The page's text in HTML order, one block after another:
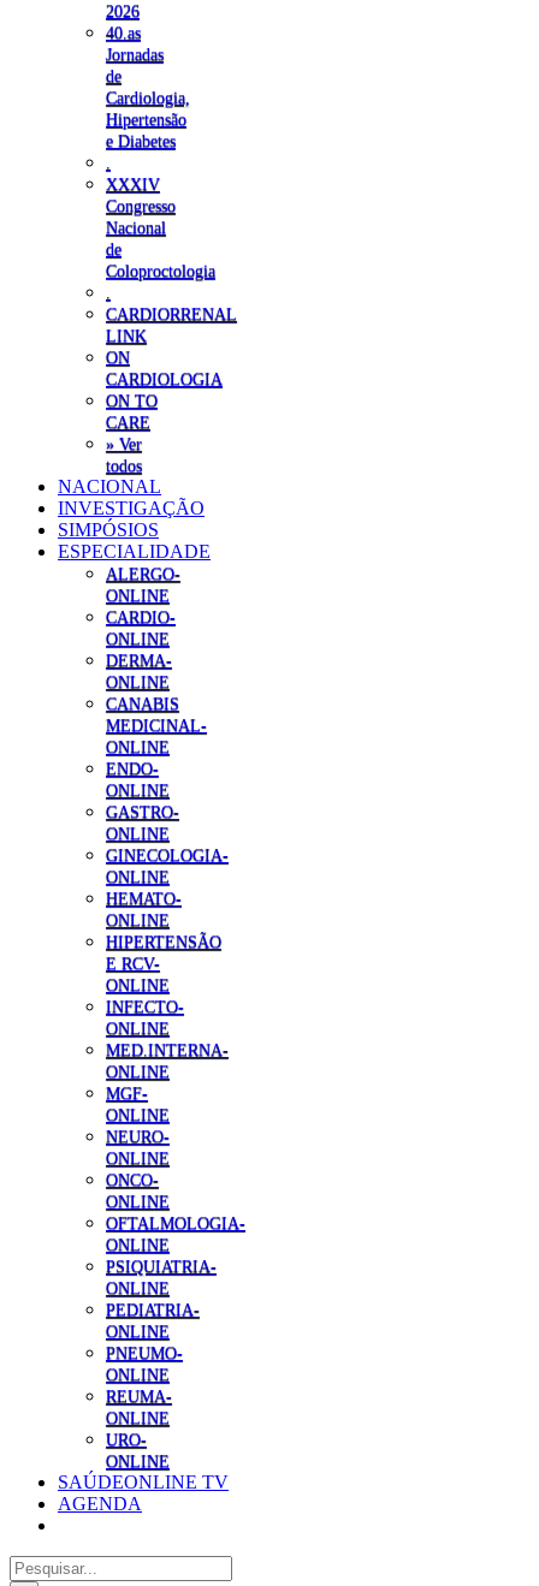
2026
40.as
Jornadas
de
Cardiologia,
Hipertensão
e Diabetes
XXXIV
Congresso
Nacional
de
Coloproctologia
CARDIORRENAL
LINK
ON
CARDIOLOGIA
ON TO
CARE
» Ver
todos
NACIONAL
INVESTIGAÇÃO
SIMPÓSIOS
ESPECIALIDADE
ALERGO-
ONLINE
CARDIO-
ONLINE
DERMA-
ONLINE
CANABIS
MEDICINAL-
ONLINE
ENDO-
ONLINE
GASTRO-
ONLINE
GINECOLOGIA-
ONLINE
HEMATO-
ONLINE
HIPERTENSÃO
E RCV-
ONLINE
INFECTO-
ONLINE
MED.INTERNA-
ONLINE
MGF-
ONLINE
NEURO-
ONLINE
ONCO-
ONLINE
OFTALMOLOGIA-
ONLINE
PSIQUIATRIA-
ONLINE
PEDIATRIA-
ONLINE
PNEUMO-
ONLINE
REUMA-
ONLINE
URO-
ONLINE
SAÚDEONLINE TV
AGENDA
Pesquisar